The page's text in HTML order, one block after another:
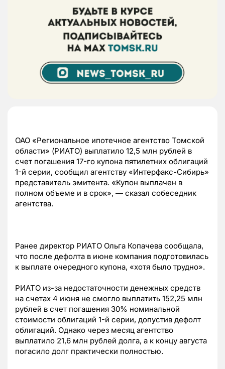
ОАО «Региональное ипотечное агентство Томской
области» (РИАТО) выплатило 12,5 млн рублей в
счет погашения 17-го купона пятилетних облигаций
1-й серии, сообщил агентству «Интерфакс-Сибирь»
представитель эмитента. «Купон выплачен в
полном объеме и в срок», — сказал собеседник
агентства.
Ранее директор РИАТО Ольга Копачева сообщала,
что после дефолта в июне компания подготовилась
к выплате очередного купона, «хотя было трудно».
РИАТО из-за недостаточности денежных средств
на счетах 4 июня не смогло выплатить 152,25 млн
рублей в счет погашения 30% номинальной
стоимости облигаций 1-й серии, допустив дефолт
облигаций. Однако через месяц агентство
выплатило 21,6 млн рублей долга, а к концу августа
погасило долг практически полностью.